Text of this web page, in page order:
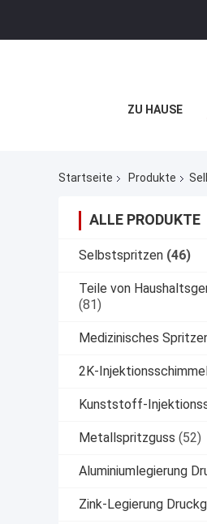
ZU HAUSE
Startseite Produkte
ALLE PRODUKTE
Selbstspritzen (46)
Teile von
(81)
Medizinisches
2K-Injektionsschimmel
Kunststoff-
Metallspritzguss (52)
Aluminiumlegierung
Zink-Legierung